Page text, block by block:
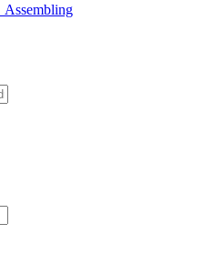
Assembling